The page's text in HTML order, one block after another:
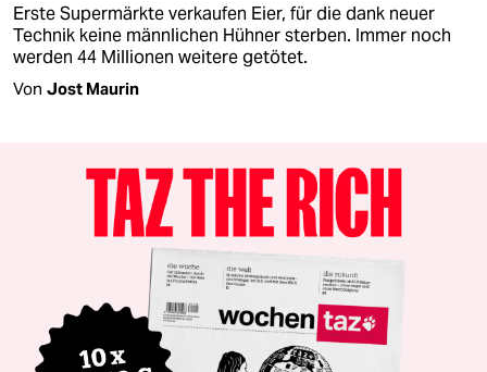
Erste Supermärkte verkaufen Eier, für die dank neuer
Technik keine männlichen Hühner sterben. Immer noch
werden 44 Millionen weitere getötet.
Von Jost Maurin